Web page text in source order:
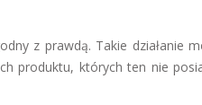
z prawdą. Takie działanie
produktu, których ten nie